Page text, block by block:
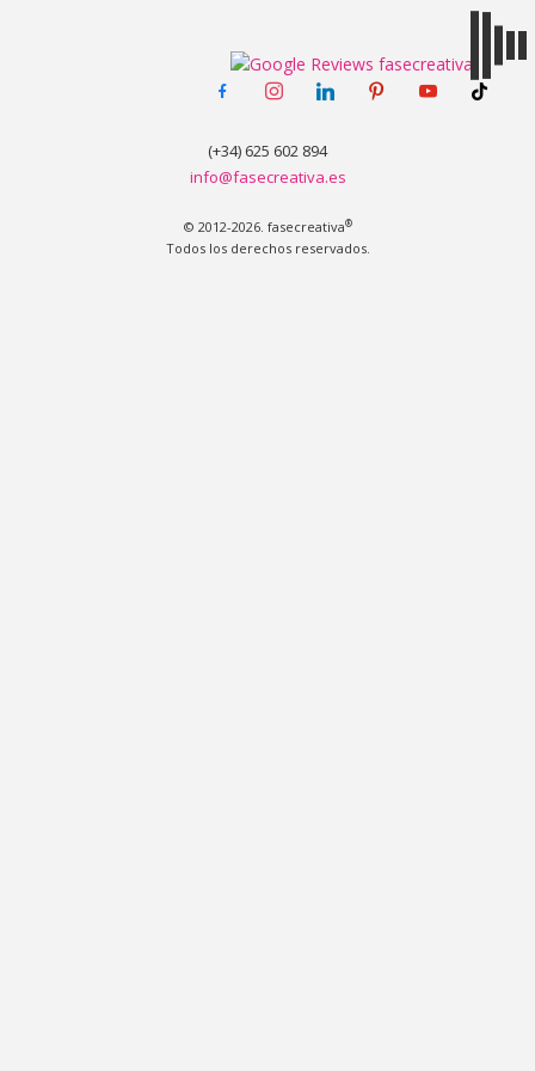
facebook-instagramlinkedin pinterestyoutubetiktok
(+34) 625 602 894
info@fasecreativa.es
© 2012-2026. fasecreativa®
Todos los derechos reservados.